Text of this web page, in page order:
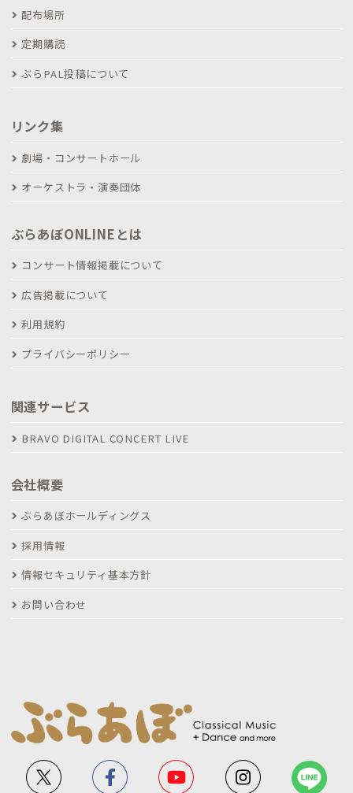
配布場所
定期購読
ぶらPAL投稿について
リンク集
劇場・コンサートホール
オーケストラ・演奏団体
ぶらあぼONLINEとは
コンサート情報掲載について
広告掲載について
利用規約
プライバシーポリシー
関連サービス
BRAVO DIGITAL CONCERT LIVE
会社概要
ぶらあぼホールディングス
採用情報
情報セキュリティ基本方針
お問い合わせ